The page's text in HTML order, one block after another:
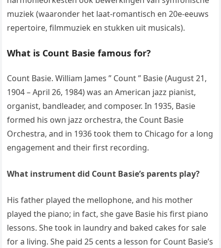
muziek (waaronder het laat-romantisch en 20e-eeuws
repertoire, filmmuziek en stukken uit musicals).
What is Count Basie famous for?
Count Basie. William James ” Count ” Basie (August 21,
1904 – April 26, 1984) was an American jazz pianist,
organist, bandleader, and composer. In 1935, Basie
formed his own jazz orchestra, the Count Basie
Orchestra, and in 1936 took them to Chicago for a long
engagement and their first recording.
What instrument did Count Basie’s parents play?
His father played the mellophone, and his mother
played the piano; in fact, she gave Basie his first piano
lessons. She took in laundry and baked cakes for sale
for a living. She paid 25 cents a lesson for Count Basie’s